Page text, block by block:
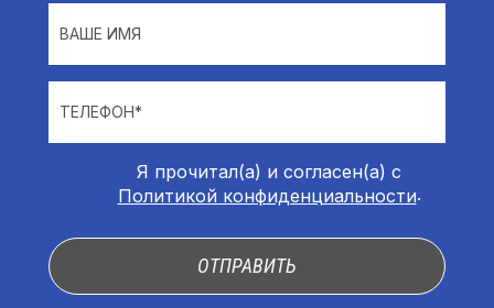
ВАШЕ ИМЯ
ТЕЛЕФОН*
Я прочитал(а) и согласен(а) с
Политикой конфиденциальности.
ОТПРАВИТЬ